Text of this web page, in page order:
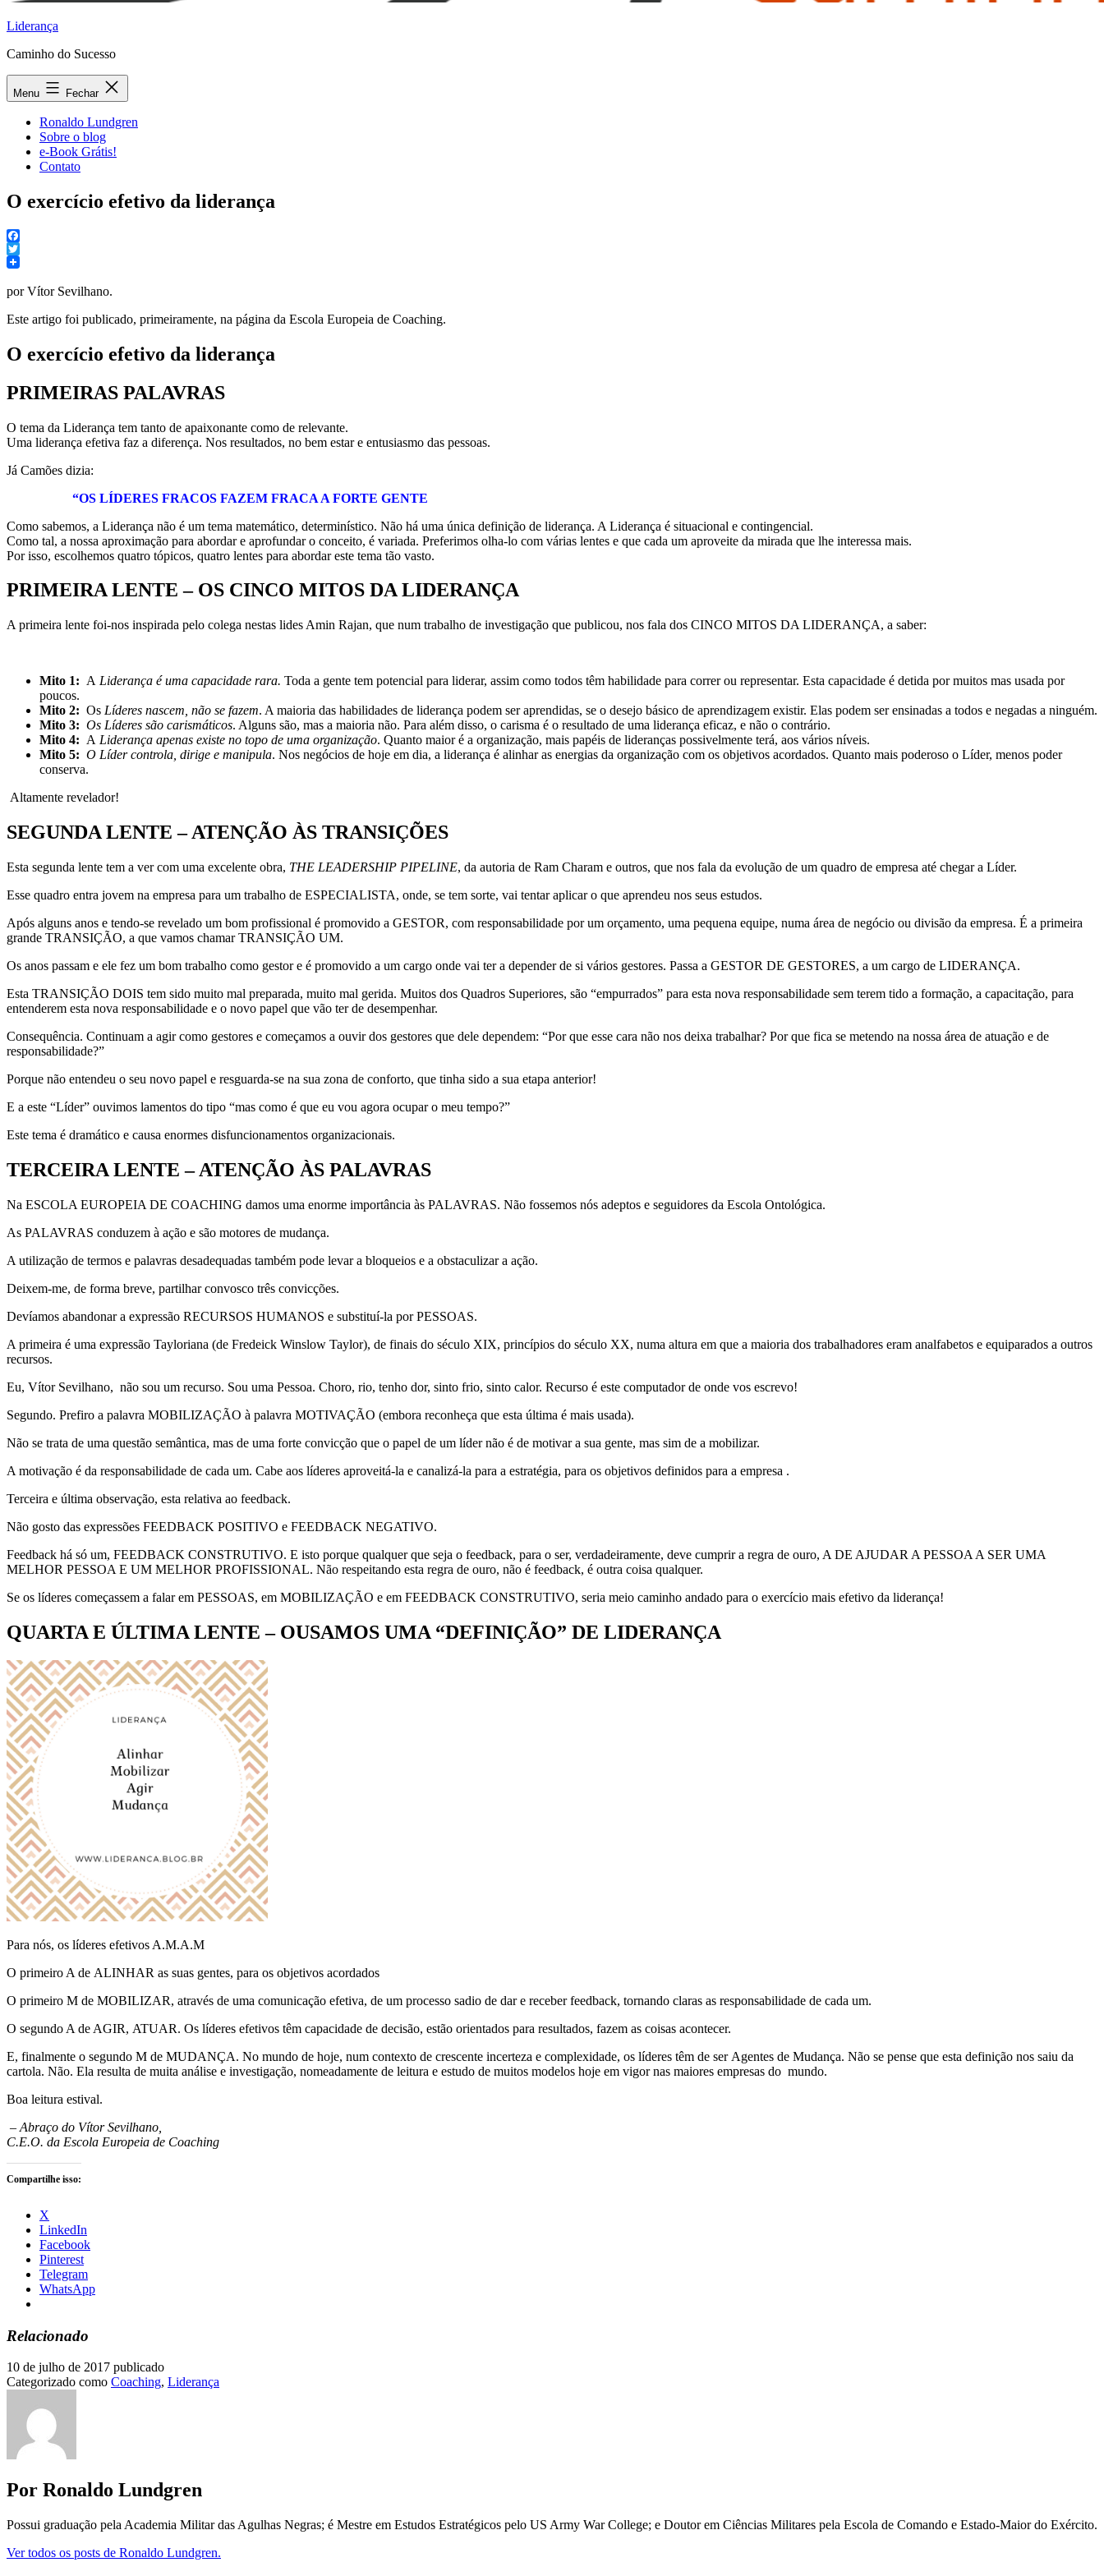
Liderança
Caminho do Sucesso
Menu Fechar
Ronaldo Lundgren
Sobre o blog
e-Book Grátis!
Contato
O exercício efetivo da liderança
Facebook
Twitter
por Vítor Sevilhano.
Este artigo foi publicado, primeiramente, na página da Escola Europeia de Coaching.
O exercício efetivo da liderança
PRIMEIRAS PALAVRAS
O tema da Liderança tem tanto de apaixonante como de relevante.
Uma liderança efetiva faz a diferença. Nos resultados, no bem estar e entusiasmo das pessoas.
Já Camões dizia:
“OS LÍDERES FRACOS FAZEM FRACA A FORTE GENTE
Como sabemos, a Liderança não é um tema matemático, determinístico. Não há uma única definição de liderança. A Liderança é situacional e contingencial.
Como tal, a nossa aproximação para abordar e aprofundar o conceito, é variada. Preferimos olha-lo com várias lentes e que cada um aproveite da mirada que lhe interessa mais.
Por isso, escolhemos quatro tópicos, quatro lentes para abordar este tema tão vasto.
PRIMEIRA LENTE – OS CINCO MITOS DA LIDERANÇA
A primeira lente foi-nos inspirada pelo colega nestas lides Amin Rajan, que num trabalho de investigação que publicou, nos fala dos CINCO MITOS DA LIDERANÇA, a saber:
Mito 1: A Liderança é uma capacidade rara. Toda a gente tem potencial para liderar, assim como todos têm habilidade para correr ou representar. Esta capacidade é detida por muitos mas usada por
poucos.
Mito 2: Os Líderes nascem, não se fazem. A maioria das habilidades de liderança podem ser aprendidas, se o desejo básico de aprendizagem existir. Elas podem ser ensinadas a todos e negadas a ninguém.
Mito 3: Os Líderes são carismáticos. Alguns são, mas a maioria não. Para além disso, o carisma é o resultado de uma liderança eficaz, e não o contrário.
Mito 4: A Liderança apenas existe no topo de uma organização. Quanto maior é a organização, mais papéis de lideranças possivelmente terá, aos vários níveis.
Mito 5: O Líder controla, dirige e manipula. Nos negócios de hoje em dia, a liderança é alinhar as energias da organização com os objetivos acordados. Quanto mais poderoso o Líder, menos poder
conserva.
Altamente revelador!
SEGUNDA LENTE – ATENÇÃO ÀS TRANSIÇÕES
Esta segunda lente tem a ver com uma excelente obra, THE LEADERSHIP PIPELINE, da autoria de Ram Charam e outros, que nos fala da evolução de um quadro de empresa até chegar a Líder.
Esse quadro entra jovem na empresa para um trabalho de ESPECIALISTA, onde, se tem sorte, vai tentar aplicar o que aprendeu nos seus estudos.
Após alguns anos e tendo-se revelado um bom profissional é promovido a GESTOR, com responsabilidade por um orçamento, uma pequena equipe, numa área de negócio ou divisão da empresa. É a primeira
grande TRANSIÇÃO, a que vamos chamar TRANSIÇÃO UM.
Os anos passam e ele fez um bom trabalho como gestor e é promovido a um cargo onde vai ter a depender de si vários gestores. Passa a GESTOR DE GESTORES, a um cargo de LIDERANÇA.
Esta TRANSIÇÃO DOIS tem sido muito mal preparada, muito mal gerida. Muitos dos Quadros Superiores, são “empurrados” para esta nova responsabilidade sem terem tido a formação, a capacitação, para
entenderem esta nova responsabilidade e o novo papel que vão ter de desempenhar.
Consequência. Continuam a agir como gestores e começamos a ouvir dos gestores que dele dependem: “Por que esse cara não nos deixa trabalhar? Por que fica se metendo na nossa área de atuação e de
responsabilidade?”
Porque não entendeu o seu novo papel e resguarda-se na sua zona de conforto, que tinha sido a sua etapa anterior!
E a este “Líder” ouvimos lamentos do tipo “mas como é que eu vou agora ocupar o meu tempo?”
Este tema é dramático e causa enormes disfuncionamentos organizacionais.
TERCEIRA LENTE – ATENÇÃO ÀS PALAVRAS
Na ESCOLA EUROPEIA DE COACHING damos uma enorme importância às PALAVRAS. Não fossemos nós adeptos e seguidores da Escola Ontológica.
As PALAVRAS conduzem à ação e são motores de mudança.
A utilização de termos e palavras desadequadas também pode levar a bloqueios e a obstaculizar a ação.
Deixem-me, de forma breve, partilhar convosco três convicções.
Devíamos abandonar a expressão RECURSOS HUMANOS e substituí-la por PESSOAS.
A primeira é uma expressão Tayloriana (de Fredeick Winslow Taylor), de finais do século XIX, princípios do século XX, numa altura em que a maioria dos trabalhadores eram analfabetos e equiparados a outros
recursos.
Eu, Vítor Sevilhano, não sou um recurso. Sou uma Pessoa. Choro, rio, tenho dor, sinto frio, sinto calor. Recurso é este computador de onde vos escrevo!
Segundo. Prefiro a palavra MOBILIZAÇÃO à palavra MOTIVAÇÃO (embora reconheça que esta última é mais usada).
Não se trata de uma questão semântica, mas de uma forte convicção que o papel de um líder não é de motivar a sua gente, mas sim de a mobilizar.
A motivação é da responsabilidade de cada um. Cabe aos líderes aproveitá-la e canalizá-la para a estratégia, para os objetivos definidos para a empresa .
Terceira e última observação, esta relativa ao feedback.
Não gosto das expressões FEEDBACK POSITIVO e FEEDBACK NEGATIVO.
Feedback há só um, FEEDBACK CONSTRUTIVO. E isto porque qualquer que seja o feedback, para o ser, verdadeiramente, deve cumprir a regra de ouro, A DE AJUDAR A PESSOA A SER UMA
MELHOR PESSOA E UM MELHOR PROFISSIONAL. Não respeitando esta regra de ouro, não é feedback, é outra coisa qualquer.
Se os líderes começassem a falar em PESSOAS, em MOBILIZAÇÃO e em FEEDBACK CONSTRUTIVO, seria meio caminho andado para o exercício mais efetivo da liderança!
QUARTA E ÚLTIMA LENTE – OUSAMOS UMA “DEFINIÇÃO” DE LIDERANÇA
Para nós, os líderes efetivos A.M.A.M
O primeiro A de ALINHAR as suas gentes, para os objetivos acordados
O primeiro M de MOBILIZAR, através de uma comunicação efetiva, de um processo sadio de dar e receber feedback, tornando claras as responsabilidade de cada um.
O segundo A de AGIR, ATUAR. Os líderes efetivos têm capacidade de decisão, estão orientados para resultados, fazem as coisas acontecer.
E, finalmente o segundo M de MUDANÇA. No mundo de hoje, num contexto de crescente incerteza e complexidade, os líderes têm de ser Agentes de Mudança. Não se pense que esta definição nos saiu da
cartola. Não. Ela resulta de muita análise e investigação, nomeadamente de leitura e estudo de muitos modelos hoje em vigor nas maiores empresas do mundo.
Boa leitura estival.
– Abraço do Vítor Sevilhano,
C.E.O. da Escola Europeia de Coaching
Compartilhe isso:
X
LinkedIn
Facebook
Pinterest
Telegram
WhatsApp
Relacionado
10 de julho de 2017 publicado
Categorizado como Coaching, Liderança
Por Ronaldo Lundgren
Possui graduação pela Academia Militar das Agulhas Negras; é Mestre em Estudos Estratégicos pelo US Army War College; e Doutor em Ciências Militares pela Escola de Comando e Estado-Maior do Exército.
Ver todos os posts de Ronaldo Lundgren.